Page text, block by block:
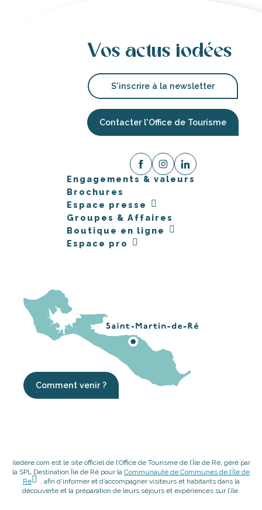
Vos actus iodées
S'inscrire à la newsletter
Contacter l'Office de Tourisme
Engagements & valeurs
Brochures
Espace presse
Groupes & Affaires
Boutique en ligne
Espace pro
Comment venir ?
iledere.com est le site officiel de l’Office de Tourisme de l’Île de Ré, géré par
la SPL Destination Île de Ré pour la Communauté de Communes de l’Île de
Ré
, afin d’informer et d’accompagner visiteurs et habitants dans la
découverte et la préparation de leurs séjours et expériences sur l’île.